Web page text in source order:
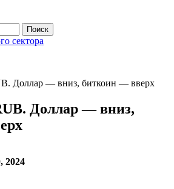
Доллар — вниз, биткоин — вверх
Доллар — вниз,
2024